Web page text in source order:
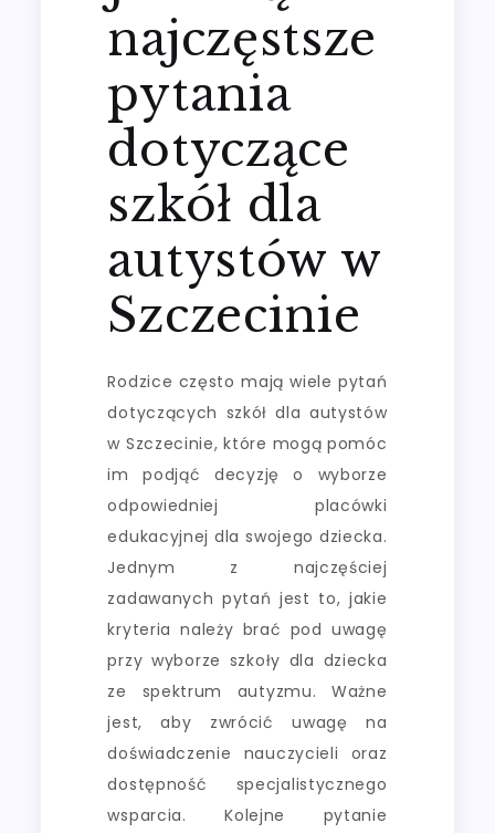
najczęstsze
pytania
dotyczące
szkół dla
autystów w
Szczecinie
Rodzice często mają wiele pytań
dotyczących szkół dla autystów
w Szczecinie, które mogą pomóc
im podjąć decyzję o wyborze
odpowiedniej placówki
edukacyjnej dla swojego dziecka.
Jednym z najczęściej
zadawanych pytań jest to, jakie
kryteria należy brać pod uwagę
przy wyborze szkoły dla dziecka
ze spektrum autyzmu. Ważne
jest, aby zwrócić uwagę na
doświadczenie nauczycieli oraz
dostępność specjalistycznego
wsparcia. Kolejne pytanie